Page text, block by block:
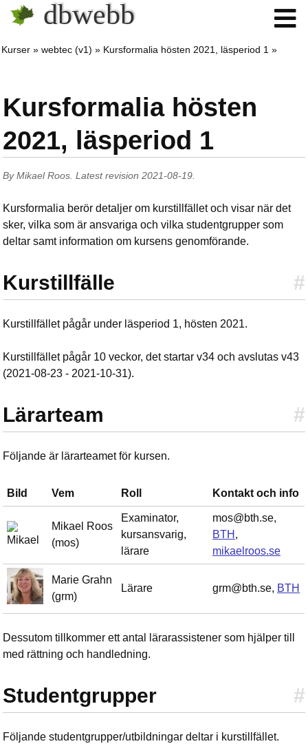
dbwebb
Kurser webtec (v1) Kursformalia hösten 2021, läsperiod 1
Kursformalia hösten
2021, läsperiod 1
ByMikael Roos Latest revision2021-08-19
Kursformalia berör detaljer om kurstillfället och visar när det
sker, vilka som är ansvariga och vilka studentgrupper som
deltar samt information om kursens genomförande.
#
Kurstillfälle
Kurstillfället pågår under läsperiod 1, hösten 2021.
Kurstillfället pågår 10 veckor, det startar v34 och avslutas v43
(2021-08-23 - 2021-10-31).
#
Lärarteam
Följande är lärarteamet för kursen.
Bild Vem Roll Kontakt och info
Mikael Roos
(mos)
Examinator,
kursansvarig,
lärare
mos@bth.se,
BTH ,
mikaelroos.se
Marie Grahn
(grm)
Lärare grm@bth.se, BTH
Dessutom tillkommer ett antal lärarassistener som hjälper till
med rättning och handledning.
#
Studentgrupper
Följande studentgrupper/utbildningar deltar i kurstillfället.